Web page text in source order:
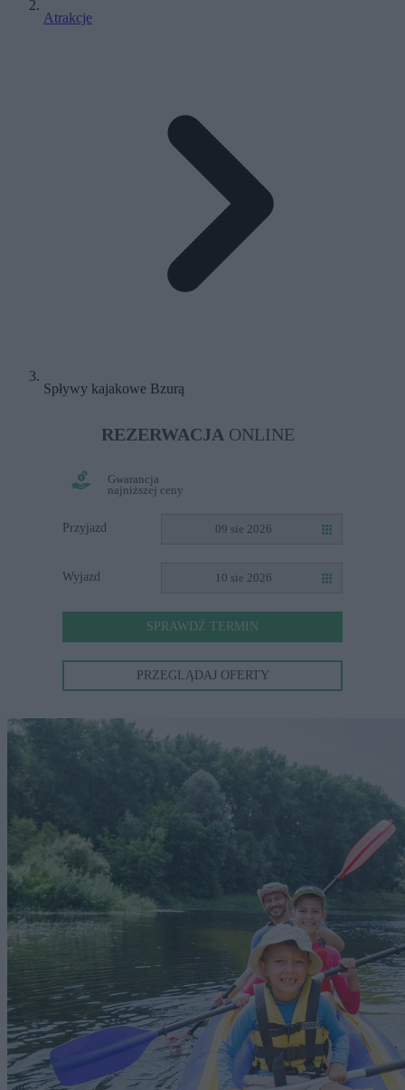
Atrakcje
Spływy kajakowe Bzurą
REZERWACJA ONLINE
Gwarancja
najniższej ceny
Przyjazd 09 sie 2026
Wyjazd 10 sie 2026
SPRAWDŹ TERMIN
PRZEGLĄDAJ OFERTY